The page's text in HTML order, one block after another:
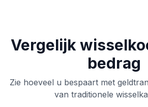
Vergelijk
bedrag
Zie hoeveel u bespaart met
van traditionele